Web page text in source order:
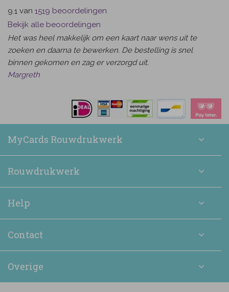
9.1 van 1519 beoordelingen
Bekijk alle beoordelingen
Het was heel makkelijk om een kaart naar wens uit te
zoeken en daarna te bewerken. De bestelling is snel
binnen gekomen en zag er verzorgd uit.
Margreth
MyCards Rouwdrukwerk
Rouwdrukwerk
Help
Contact
Overige